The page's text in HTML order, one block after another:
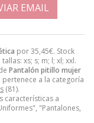
por35,45€. Stock
xs; s; m; l; xl; xxl.
Pantalón pitillo mujer
a la categoría
(81).
características a
"Pantalones,
EMAIL